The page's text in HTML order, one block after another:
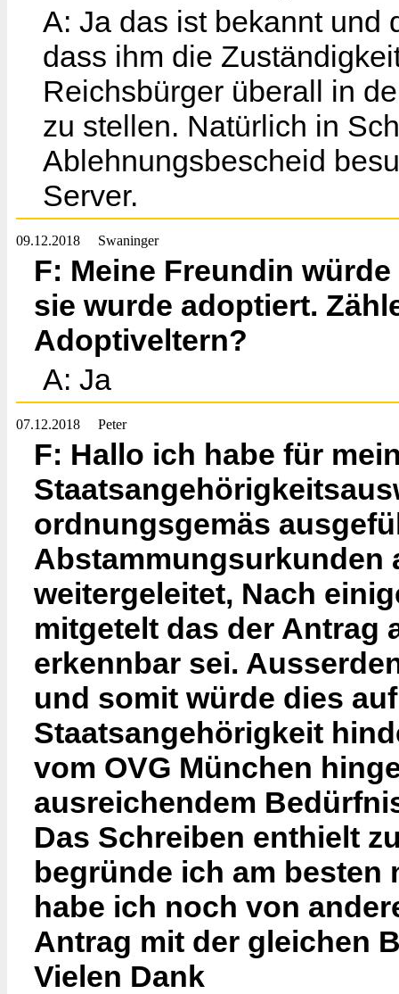
A: Ja das ist bekannt und
dass ihm die
Reichsbürger überall in
zu stellen. Natürlich in
Ablehnungsbescheid
Server.
09.12.2018 Swaninger
F: Meine Freundin
sie wurde adoptiert.
Adoptiveltern?
A: Ja
07.12.2018 Peter
F: Hallo ich habe für
ordnungsgemäs
Abstammungsurkunden
weitergeleitet, Nach
mitgetelt das der Antrag
erkennbar sei.
und somit würde dies
Staatsangehörigkeit
vom OVG München
ausreichendem
Das Schreiben enthielt
begründe ich am besten
habe ich noch von
Antrag mit der gleichen
Vielen Dank